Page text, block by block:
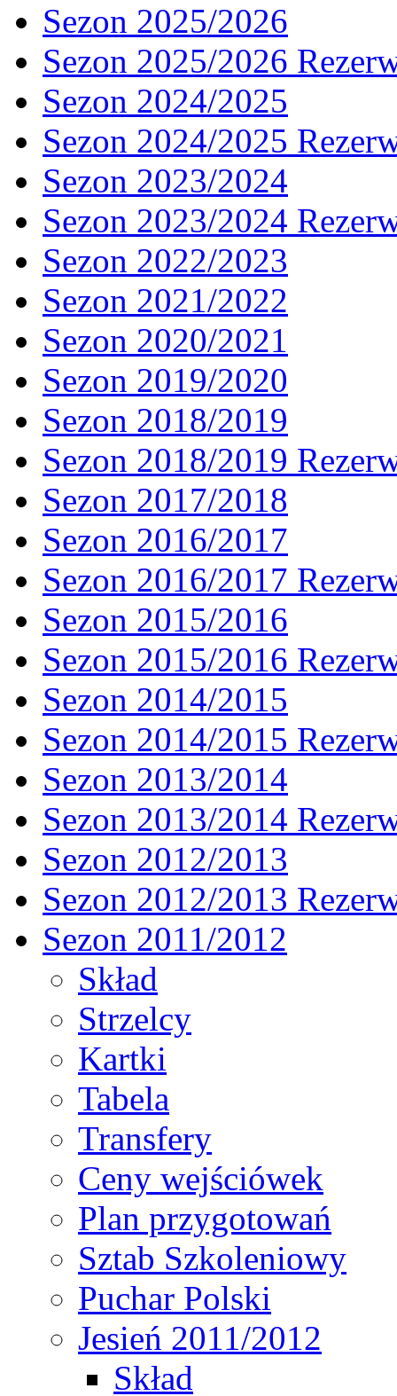
Sezon 2025/2026
Sezon 2025/2026
Sezon 2024/2025
Sezon 2024/2025
Sezon 2023/2024
Sezon 2023/2024
Sezon 2022/2023
Sezon 2021/2022
Sezon 2020/2021
Sezon 2019/2020
Sezon 2018/2019
Sezon 2018/2019
Sezon 2017/2018
Sezon 2016/2017
Sezon 2016/2017
Sezon 2015/2016
Sezon 2015/2016
Sezon 2014/2015
Sezon 2014/2015
Sezon 2013/2014
Sezon 2013/2014
Sezon 2012/2013
Sezon 2012/2013
Sezon 2011/2012
Skład
Strzelcy
Kartki
Tabela
Transfery
Ceny wejściówek
Plan przygotowań
Sztab Szkoleniowy
Puchar Polski
Jesień 2011/2012
Skład